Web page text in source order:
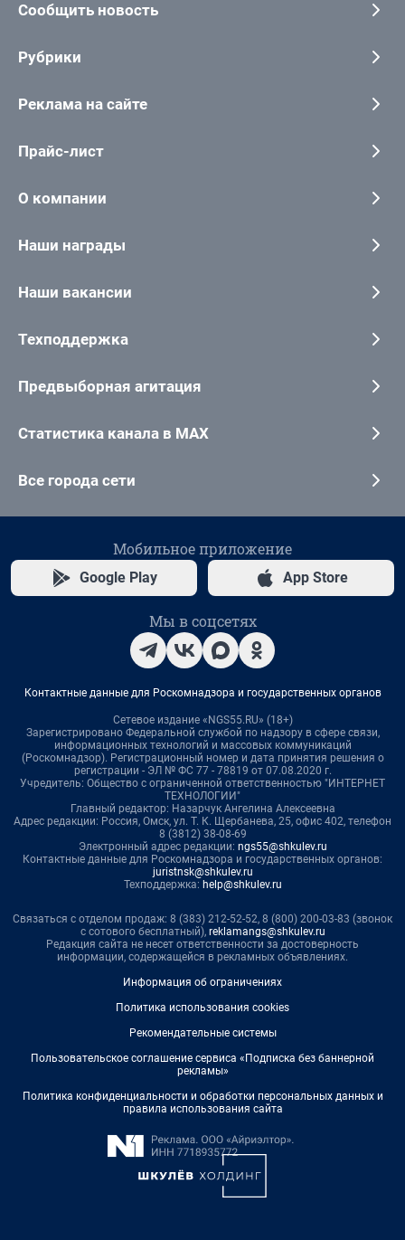
Сообщить новость
Рубрики
Реклама на сайте
Прайс-лист
О компании
Наши награды
Наши вакансии
Техподдержка
Предвыборная агитация
Статистика канала в MAX
Все города сети
Мобильное приложение
Google Play App Store
Мы в соцсетях
Контактные данные для Роскомнадзора и государственных органов
Сетевое издание «NGS55.RU» (18+)
Зарегистрировано Федеральной службой по надзору в сфере связи,
информационных технологий и массовых коммуникаций
(Роскомнадзор). Регистрационный номер и дата принятия решения о
регистрации - ЭЛ № ФС 77 - 78819 от 07.08.2020 г.
Учредитель: Общество с ограниченной ответственностью "ИНТЕРНЕТ
ТЕХНОЛОГИИ"
Главный редактор: Назарчук Ангелина Алексеевна
Адрес редакции: Россия, Омск, ул. Т. К. Щербанева, 25, офис 402, телефон
8 (3812) 38-08-69
Электронный адрес редакции: ngs55@shkulev.ru
Контактные данные для Роскомнадзора и государственных органов:
juristnsk@shkulev.ru
Техподдержка: help@shkulev.ru
Связаться с отделом продаж: 8 (383) 212-52-52, 8 (800) 200-03-83 (звонок
с сотового бесплатный), reklamangs@shkulev.ru
Редакция сайта не несет ответственности за достоверность
информации, содержащейся в рекламных объявлениях.
Информация об ограничениях
Политика использования cookies
Рекомендательные системы
Пользовательское соглашение сервиса «Подписка без баннерной
рекламы»
Политика конфиденциальности и обработки персональных данных и
правила использования сайта